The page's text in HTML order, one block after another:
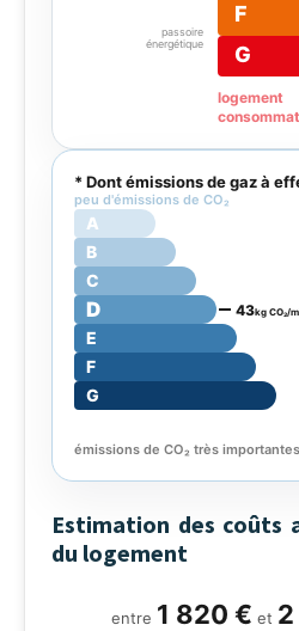
passoire
énergétique
F
G
* Dont émissions de gaz à
peu d'émissions de CO₂
A
B
C
D 43kg CO₂/
E
F
G
émissions de CO₂ très importantes
Estimation des coûts
du logement
entre 1 820 € et